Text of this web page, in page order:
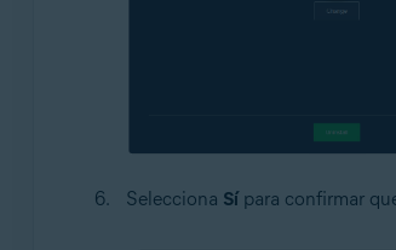
Selecciona Sípara confirmar